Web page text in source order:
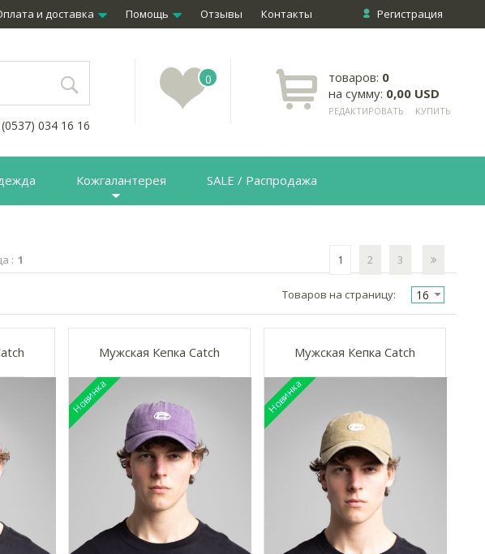
Регистрация
и доставка Помощь Отзывы Контакты
034 16 16
0 товаров: 0
на сумму: 0,00 USD
РЕДАКТИРОВАТЬ КУПИТЬ
Кожгалантерея SALE / Распродажа
: 1 1 2 3
Товаров на страницу: 16
Мужская Кепка Catch Мужская Кепка Catch